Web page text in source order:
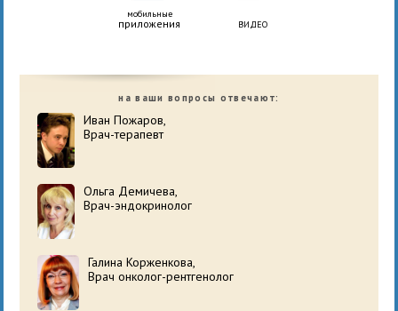
мобильные
приложения ВИДЕО
на ваши вопросы отвечают:
Иван Пожаров,
Врач-терапевт
Ольга Демичева,
Врач-эндокринолог
Галина Корженкова,
Врач онколог-рентгенолог